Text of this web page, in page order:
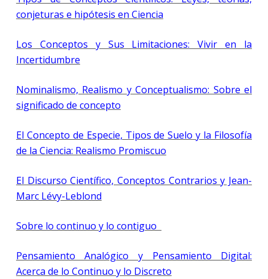
conjeturas e hipótesis en Ciencia
Los Conceptos y Sus Limitaciones: Vivir en la
Incertidumbre
Nominalismo, Realismo y Conceptualismo: Sobre el
significado de concepto
El Concepto de Especie, Tipos de Suelo y la Filosofía
de la Ciencia: Realismo Promiscuo
El Discurso Científico, Conceptos Contrarios y Jean-
Marc Lévy-Leblond
Sobre lo continuo y lo contiguo
Pensamiento Analógico y Pensamiento Digital:
Acerca de lo Continuo y lo Discreto